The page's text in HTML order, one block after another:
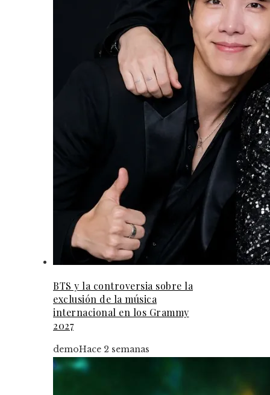
BTS y la controversia sobre la
exclusión de la música
internacional en los Grammy
2027
demoHace 2 semanas